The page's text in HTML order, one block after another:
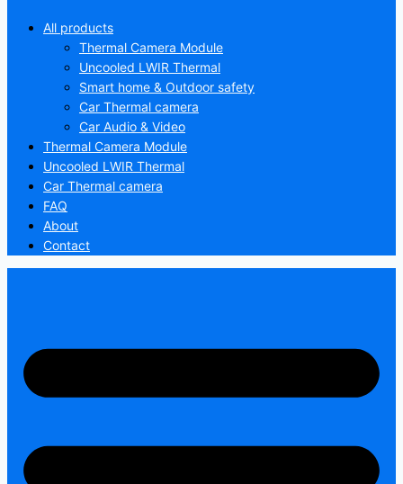
All products
Thermal Camera Module
Uncooled LWIR Thermal
Smart home & Outdoor safety
Car Thermal camera
Car Audio & Video
Thermal Camera Module
Uncooled LWIR Thermal
Car Thermal camera
FAQ
About
Contact